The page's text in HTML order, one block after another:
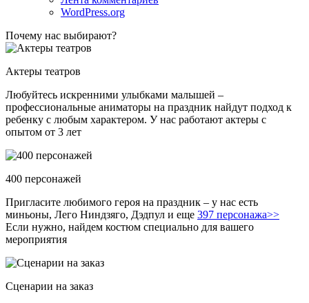
WordPress.org
Почему нас выбирают?
Актеры театров
Любуйтесь искренними улыбками малышей –
профессиональные аниматоры на праздник найдут подход к
ребенку с любым характером. У нас работают актеры с
опытом от 3 лет
400 персонажей
Пригласите любимого героя на праздник – у нас есть
миньоны, Лего Ниндзяго, Дэдпул и еще 397 персонажа>>
Если нужно, найдем костюм специально для вашего
мероприятия
Сценарии на заказ